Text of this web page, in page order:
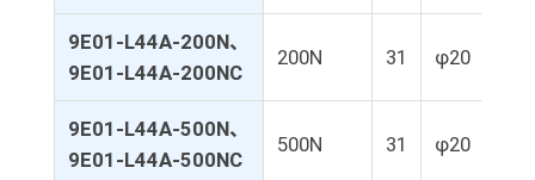
9E01-L44A-200N、
9E01-L44A-200NC
200N 31 φ20
9E01-L44A-500N、
9E01-L44A-500NC
500N 31 φ20